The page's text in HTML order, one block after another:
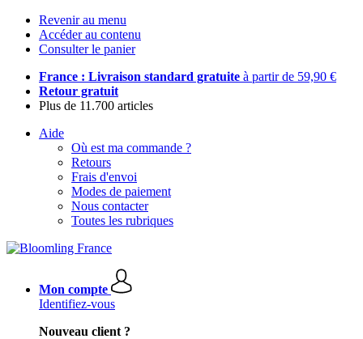
Revenir au menu
Accéder au contenu
Consulter le panier
France : Livraison standard gratuite à partir de 59,90 €
Retour gratuit
Plus de 11.700 articles
Aide
Où est ma commande ?
Retours
Frais d'envoi
Modes de paiement
Nous contacter
Toutes les rubriques
Mon compte
Identifiez-vous
Nouveau client ?